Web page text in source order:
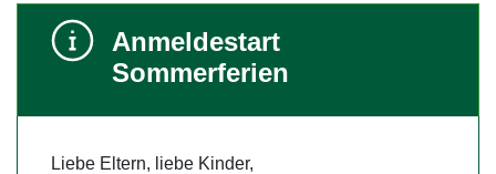
Anmeldestart
Sommerferien
Liebe Eltern, liebe Kinder,